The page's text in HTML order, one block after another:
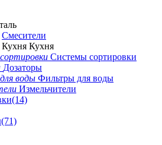
Смесители
Кухня Кухня
Системы сортировки
Дозаторы
Фильтры для воды
Измельчители
(14)
(71)